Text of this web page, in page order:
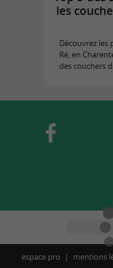
les
Découvrez les
Ré, en
des couchers
espace pro mentions